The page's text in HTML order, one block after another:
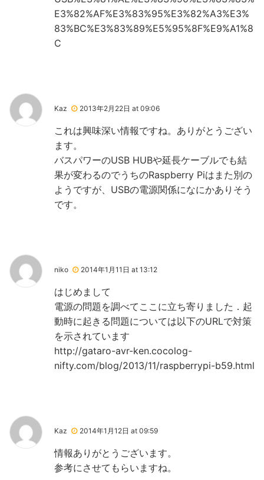
E3%82%AF%E3%83%95%E3%82%A3%E3%
83%BC%E3%83%89%E5%95%8F%E9%A1%8
C
Kaz 2013年2月22日 at 09:06
これは興味深い情報ですね。ありがとうござい
ます。
バスパワーのUSB HUBや延長ケーブルでも結
果が変わるのでうちのRaspberry Piはまた別の
ようですが、USBの電源関係になにかありそう
です。
niko 2014年1月11日 at 13:12
はじめまして
電源の問題を調べてここに立ち寄りました．起
動時に起きる問題については以下のURLで対策
を示されています
http://gataro-avr-ken.cocolog-
nifty.com/blog/2013/11/raspberrypi-b59.html
Kaz 2014年1月12日 at 09:59
情報ありがとうございます。
参考にさせてもらいますね。